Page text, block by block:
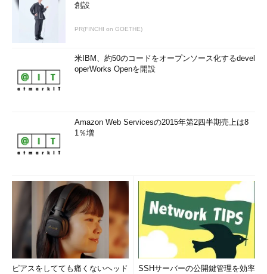
創設
PR(FINCHI on GOETHE)
米IBM、約50のコードをオープンソース化するdevel
operWorks Openを開設
Amazon Web Servicesの2015年第2四半期売上は8
1％増
ピアスをしてても痛くないヘッド
SSHサーバーの公開鍵管理を効率